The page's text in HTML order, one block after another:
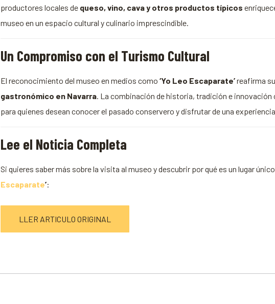
productores locales de queso, vino, cava y otros productos típicos
museo en un espacio cultural y culinario imprescindible.
Un Compromiso con el Turismo Cultural
El reconocimiento del museo en medios como‘Yo Leo Escaparate’reafirma
gastronómico en Navarra. La combinación de historia, tradición e
para quienes desean conocer el pasado conservero y disfrutar de una
Lee el Noticia Completa
Si quieres saber más sobre la visita al museo y descubrir por qué es un lugar
Escaparate’:
LLER ARTICULO ORIGINAL